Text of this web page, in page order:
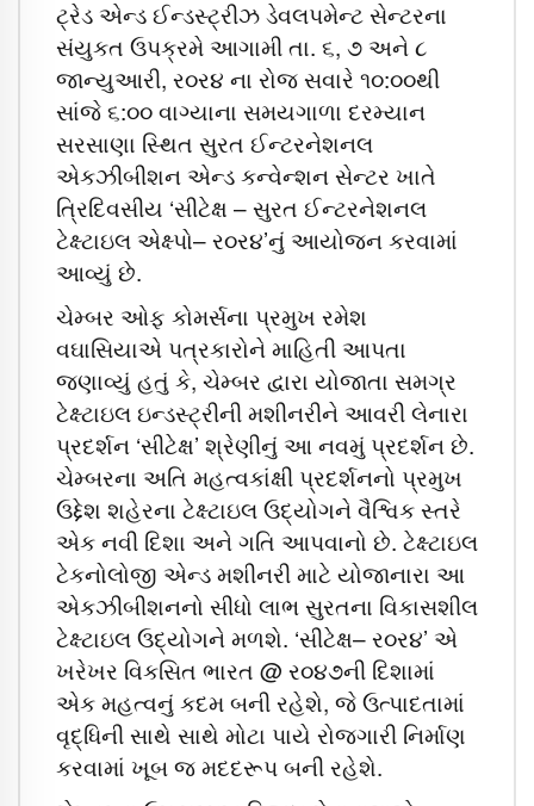
ટ્રેડ એન્ડ ઈન્ડસ્ટ્રીઝ ડેવલપમેન્ટ સેન્ટરના
સંયુકત ઉપક્રમે આગામી તા. ૬, ૭ અને ૮
જાન્યુઆરી, ર૦ર૪ ના રોજ સવારે ૧૦:૦૦થી
સાંજે ૬:૦૦ વાગ્યાના સમયગાળા દરમ્યાન
સરસાણા સ્થિત સુરત ઈન્ટરનેશનલ
એકઝીબીશન એન્ડ કન્વેન્શન સેન્ટર ખાતે
ત્રિદિવસીય ‘સીટેક્ષ – સુરત ઈન્ટરનેશનલ
ટેક્ષ્ટાઇલ એક્ષ્પો– ર૦ર૪’નું આયોજન કરવામાં
આવ્યું છે.
ચેમ્બર ઓફ કોમર્સના પ્રમુખ રમેશ
વઘાસિયાએ પત્રકારોને માહિતી આપતા
જણાવ્યું હતું કે, ચેમ્બર દ્વારા યોજાતા સમગ્ર
ટેક્ષ્ટાઇલ ઇન્ડસ્ટ્રીની મશીનરીને આવરી લેનારા
પ્રદર્શન ‘સીટેક્ષ’ શ્રેણીનું આ નવમું પ્રદર્શન છે.
ચેમ્બરના અતિ મહત્વકાંક્ષી પ્રદર્શનનો પ્રમુખ
ઉદ્દેશ શહેરના ટેક્ષ્ટાઇલ ઉદ્યોગને વૈશ્વિક સ્તરે
એક નવી દિશા અને ગતિ આપવાનો છે. ટેક્ષ્ટાઇલ
ટેકનોલોજી એન્ડ મશીનરી માટે યોજાનારા આ
એકઝીબીશનનો સીધો લાભ સુરતના વિકાસશીલ
ટેક્ષ્ટાઇલ ઉદ્યોગને મળશે. ‘સીટેક્ષ– ર૦ર૪’ એ
ખરેખર વિકસિત ભારત @ ર૦૪૭ની દિશામાં
એક મહત્વનું કદમ બની રહેશે, જે ઉત્પાદતામાં
વૃદ્ધિની સાથે સાથે મોટા પાયે રોજગારી નિર્માણ
કરવામાં ખૂબ જ મદદરૂપ બની રહેશે.